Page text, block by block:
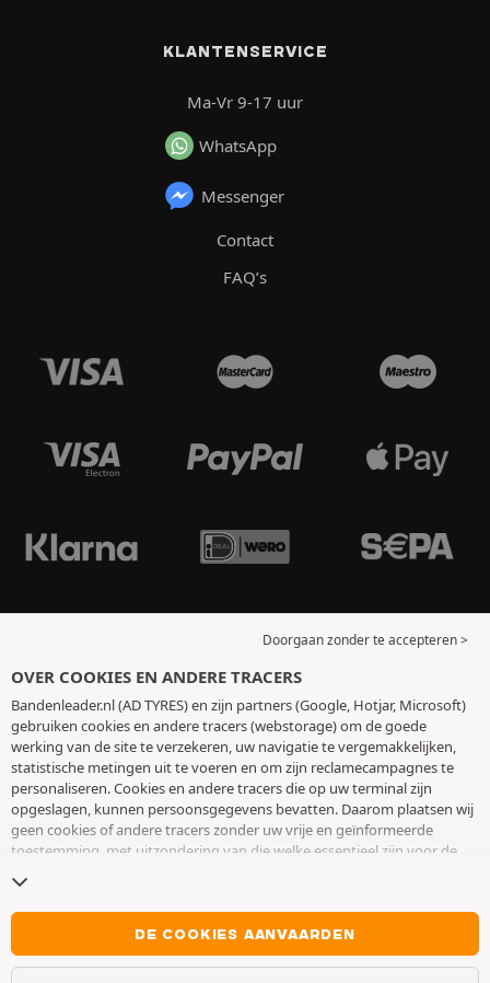
KLANTENSERVICE
Ma-Vr 9-17 uur
WhatsApp
Messenger
Contact
FAQ’s
Doorgaan zonder te accepteren >
OVER COOKIES EN ANDERE TRACERS
Bandenleader.nl (AD TYRES) en zijn partners (Google, Hotjar, Microsoft)
gebruiken cookies en andere tracers (webstorage) om de goede
werking van de site te verzekeren, uw navigatie te vergemakkelijken,
statistische metingen uit te voeren en om zijn reclamecampagnes te
personaliseren. Cookies en andere tracers die op uw terminal zijn
opgeslagen, kunnen persoonsgegevens bevatten. Daarom plaatsen wij
geen cookies of andere tracers zonder uw vrije en geïnformeerde
toestemming, met uitzondering van die welke essentieel zijn voor de
toestemming op elk moment intrekken door naar de pagina over
cookies en andere tracerste gaan. U kunt ervoor kiezen om verder te
surfen zonder het deponeren van cookies of andere tracers te
aanvaarden. Weigering verhindert de toegang tot diensten niet AD
TYRES. Voor meer informatie,
DE COOKIES AANVAARDEN